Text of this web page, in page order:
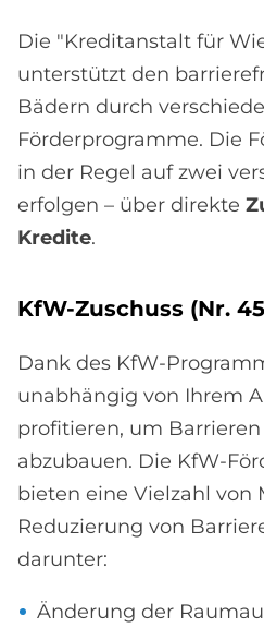
Die "Kreditanstalt für
unterstützt den
Bädern durch
Förderprogramme. Die
in der Regel auf zwei
erfolgen – über direkte
Kredite.
KfW-Zu­schuss (Nr.
Dank des KfW-
unabhängig von Ihrem
profitieren, um
abzubauen. Die KfW-
bieten eine Vielzahl von
Reduzierung von
darunter:
Änderung der